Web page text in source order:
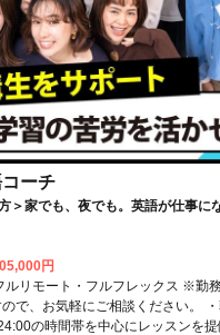
ーチ
＞家でも、夜でも。英語が仕事に
円
ルリモート・フルフレックス ※勤
で、お気軽にご相談ください。
の時間帯を中心にレッスンを提